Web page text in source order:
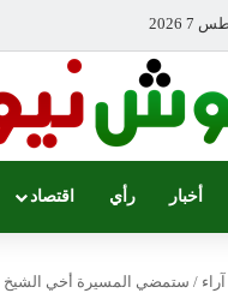
2026
أخبار رأي اقتصاد
آراء / ستمضي المسيرة أخي الشيخ